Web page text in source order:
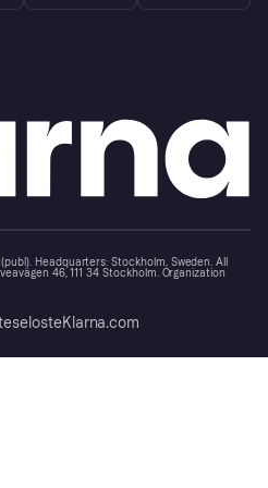
Headquarters: Stockholm, Sweden. All
46, 111 34 Stockholm. Organization
Klarna.com